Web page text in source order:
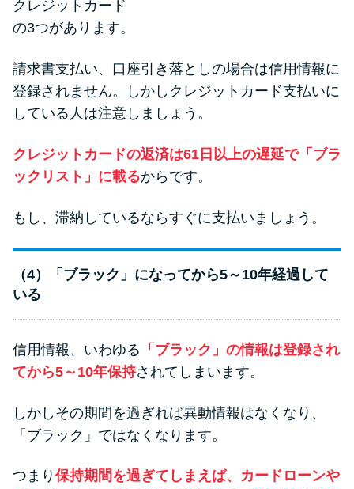
クレジットカード
の3つがあります。
請求書支払い、口座引き落としの場合は信用情報に
登録されません。しかしクレジットカード支払いに
している人は注意しましょう。
クレジットカードの返済は61日以上の遅延で「ブラ
ックリスト」に載るからです。
もし、滞納しているならすぐに支払いましょう。
（4）「ブラック」になってから5～10年経過して
いる
信用情報、いわゆる 「ブラック」の情報は登録され
てから5～10年保持されてしまいます。
しかしその期間を過ぎれば異動情報はなくなり、
「ブラック」ではなくなります。
つまり 保持期間を過ぎてしまえば、カードローンや